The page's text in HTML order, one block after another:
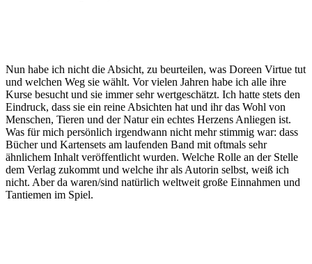
Nun habe ich nicht die Absicht, zu beurteilen, was Doreen Virtue tut
und welchen Weg sie wählt. Vor vielen Jahren habe ich alle ihre
Kurse besucht und sie immer sehr wertgeschätzt. Ich hatte stets den
Eindruck, dass sie ein reine Absichten hat und ihr das Wohl von
Menschen, Tieren und der Natur ein echtes Herzens Anliegen ist.
Was für mich persönlich irgendwann nicht mehr stimmig war: dass
Bücher und Kartensets am laufenden Band mit oftmals sehr
ähnlichem Inhalt veröffentlicht wurden. Welche Rolle an der Stelle
dem Verlag zukommt und welche ihr als Autorin selbst, weiß ich
nicht. Aber da waren/sind natürlich weltweit große Einnahmen und
Tantiemen im Spiel.